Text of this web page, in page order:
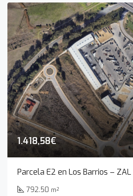
1.418,58€
Parcela E2 en Los Barrios –
792.50 m²